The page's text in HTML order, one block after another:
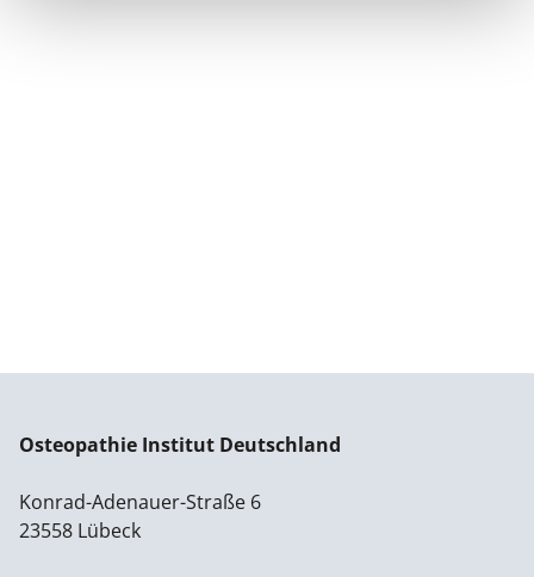
Osteopathie Institut Deutschland
Konrad-Adenauer-Straße 6
23558 Lübeck